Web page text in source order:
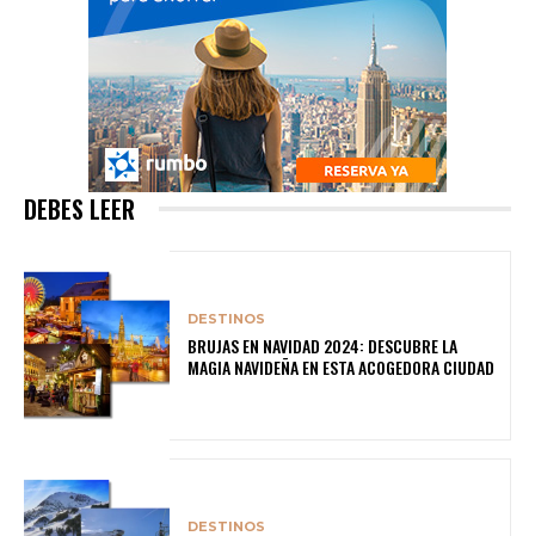
DEBES LEER
DESTINOS
BRUJAS EN NAVIDAD 2024: DESCUBRE LA
MAGIA NAVIDEÑA EN ESTA ACOGEDORA CIUDAD
DESTINOS